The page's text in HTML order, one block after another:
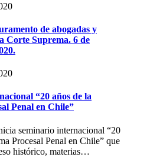
de abogadas y
Corte Suprema. 6 de
“20 años de la
Penal en Chile”
seminario internacional “20
Procesal Penal en Chile” que
histórico, materias…